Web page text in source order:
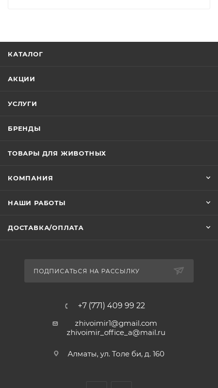
КАТАЛОГ
АКЦИИ
УСЛУГИ
БРЕНДЫ
ТОВАРЫ ДЛЯ ЖИВОТНЫХ
КОМПАНИЯ
НАШИ РАБОТЫ
ДОСТАВКА/ОПЛАТА
ПОДПИСАТЬСЯ НА РАССЫЛКУ
+7 (771) 409 99 22
zhivoimir1@gmail.com
zhivoimir_office_a@mail.ru
Алматы, ул. Толе би, д. 160